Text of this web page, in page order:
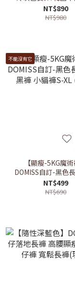
褲 牛仔褲 (現貨)
NT$890
NT$980
不能沒有它
【顯瘦-5KG魔術
DOMISS自訂-黑色
黑褲 小貓褲S-XL (
NT$499
NT$690